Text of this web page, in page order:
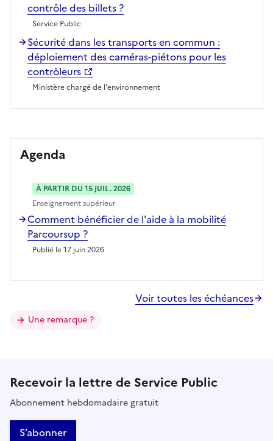
contrôle des billets ?
Service Public
Sécurité dans les transports en commun :
déploiement des caméras-piétons pour les
contrôleurs
Ministère chargé de l'environnement
Agenda
À PARTIR DU 15 JUIL. 2026
Enseignement supérieur
Comment bénéficier de l'aide à la mobilité
Parcoursup ?
Publié le 17 juin 2026
Voir toutes les échéances
Une remarque ?
Recevoir la lettre de Service Public
Abonnement hebdomadaire gratuit
S’abonner